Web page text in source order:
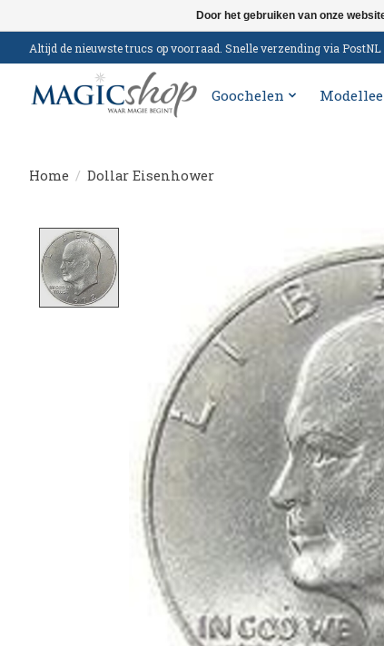
Altijd de nieuwste trucs op voorraad. Snelle verzending via
Goochelen
Home / Dollar Eisenhower
Door het gebruiken van onze